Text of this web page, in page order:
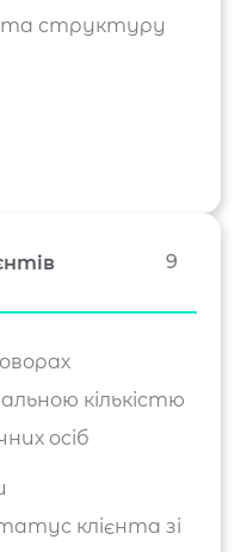
та структуру
9
кількістю
осіб
клієнта зі